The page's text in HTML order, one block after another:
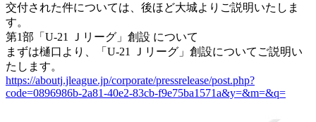
交付された件については、後ほど大城よりご説明いたしま
す。
第1部「U-21 Ｊリーグ」創設 について
まずは樋口より、「U-21 Ｊリーグ」創設についてご説明い
たします。
https://aboutj.jleague.jp/corporate/pressrelease/post.php?
code=0896986b-2a81-40e2-83cb-f9e75ba1571a&y=&m=&q=